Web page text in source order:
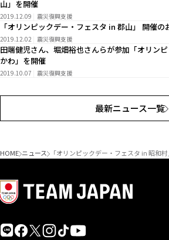
山」を開催
2019.12.09 震災復興支援
「オリンピックデー・フェスタ in 郡山」 開催の
2019.12.02 震災復興支援
田端健児さん、堀畑裕也さんらが参加「オリン
かわ」を開催
2019.10.07 震災復興支援
最新ニュース一覧
HOME ニュース 「オリンピックデー・フェスタ in 昭和